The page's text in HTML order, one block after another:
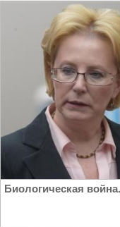
Биологическая